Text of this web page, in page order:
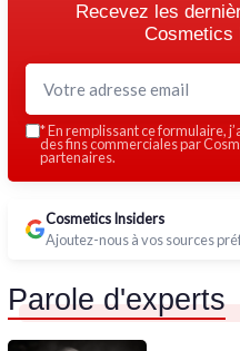
Recevez les
Cosmetics
*En remplissant ce formulaire,
des fins commerciales par
partenaires.
Cosmetics Insiders
Ajoutez-nous à vos sources
Parole d'experts